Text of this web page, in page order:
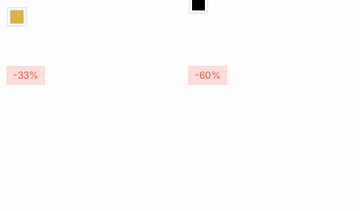
-33% -60%